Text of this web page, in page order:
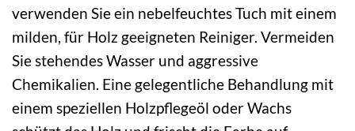
verwenden Sie ein nebelfeuchtes Tuch mit einem
milden, für Holz geeigneten Reiniger. Vermeiden
Sie stehendes Wasser und aggressive
Chemikalien. Eine gelegentliche Behandlung mit
einem speziellen Holzpflegeöl oder Wachs